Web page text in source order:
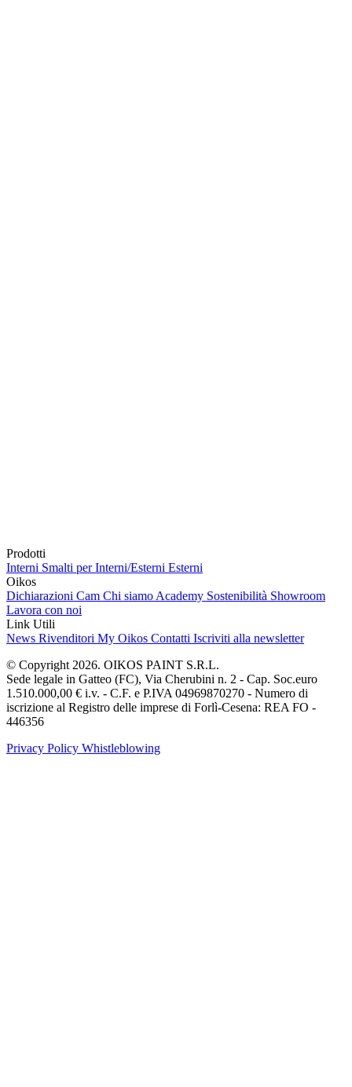
Prodotti
Interni Smalti per Interni/Esterni Esterni
Oikos
Dichiarazioni Cam Chi siamo Academy Sostenibilità Showroom
Lavora con noi
Link Utili
News Rivenditori My Oikos Contatti Iscriviti alla newsletter
© Copyright 2026. OIKOS PAINT S.R.L.
Sede legale in Gatteo (FC), Via Cherubini n. 2 - Cap. Soc.euro
1.510.000,00 € i.v. - C.F. e P.IVA 04969870270 - Numero di
iscrizione al Registro delle imprese di Forlì-Cesena: REA FO -
446356
Privacy Policy Whistleblowing